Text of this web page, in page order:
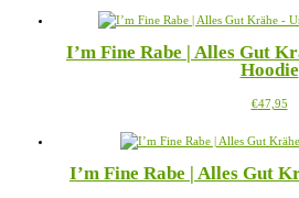
auf.
auf
I’m Fine Rabe | Alles Gut
Hoodie
€47,95
I’m Fine Rabe | Alles Gut